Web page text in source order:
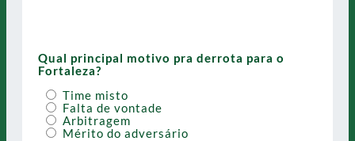
Qual principal motivo pra derrota para o
Fortaleza?
Time misto
Falta de vontade
Arbitragem
Mérito do adversário